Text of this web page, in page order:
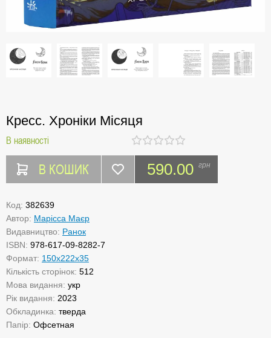
Кресс. Хроніки Місяця
В наявності
В КОШИК 590.00 грн
Код: 382639
Автор: Марісса Маєр
Видавництво: Ранок
ISBN: 978-617-09-8282-7
Формат: 150х222х35
Кількість сторінок: 512
Мова видання: укр
Рік видання: 2023
Обкладинка: тверда
Папір: Офсетная